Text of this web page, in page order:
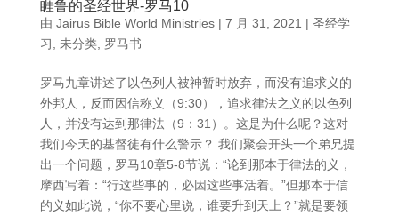
睚鲁的圣经世界-罗马10
由 Jairus Bible World Ministries| 7 月 31, 2021 | 圣经学
习
未分类, 罗马书
罗马九章讲述了以色列人被神暂时放弃，而没有追求义的
外邦人，反而因信称义（9:30），追求律法之义的以色列
人，并没有达到那律法（9：31）。这是为什么呢？这对
我们今天的基督徒有什么警示？ 我们聚会开头一个弟兄提
出一个问题，罗马10章5-8节说：“论到那本于律法的义，
摩西写着：“行这些事的，必因这些事活着。”但那本于信
的义如此说，“你不要心里说，谁要升到天上？”就是要领